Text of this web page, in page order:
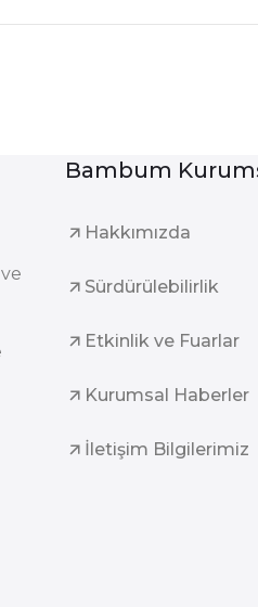
Bambum
Hakkımızda
Sürdürülebilirlik
Etkinlik ve Fuarlar
Kurumsal Haberler
İletişim Bilgilerimiz